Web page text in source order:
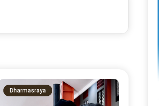
Dharmasraya